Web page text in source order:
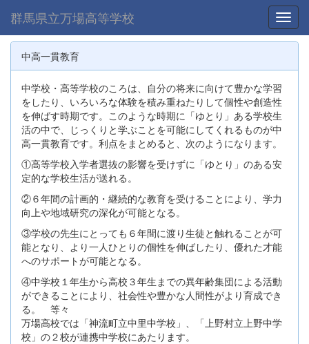
群馬県立万場高等学校
中高一貫教育
中学校・高等学校のころは、自分の将来に向けて豊かな学習
をしたり、いろいろな体験を積み重ねたりして個性や創造性
を伸ばす時期です。このような時期に「ゆとり」ある学校生
活の中で、じっくりと学ぶことを可能にしてくれるものが中
高一貫教育です。利点をまとめると、次のようになります。
①高等学校入学者選抜の影響を受けずに「ゆとり」のある安
定的な学校生活が送れる。
②６年間の計画的・継続的な教育を受けることにより、学力
向上や地域研究の深化が可能となる。
③学校の先生にとっても６年間に渡り生徒と触れることが可
能となり、より一人ひとりの個性を伸ばしたり、優れた才能
へのサポートが可能となる。
④中学校１年生から高校３年生までの異年齢集団による活動
ができることにより、社会性や豊かな人間性がより育成でき
る。 等々
万場高校では「神流町立中里中学校」、「上野村立上野中学
校」の２校が連携中学校にあたります。